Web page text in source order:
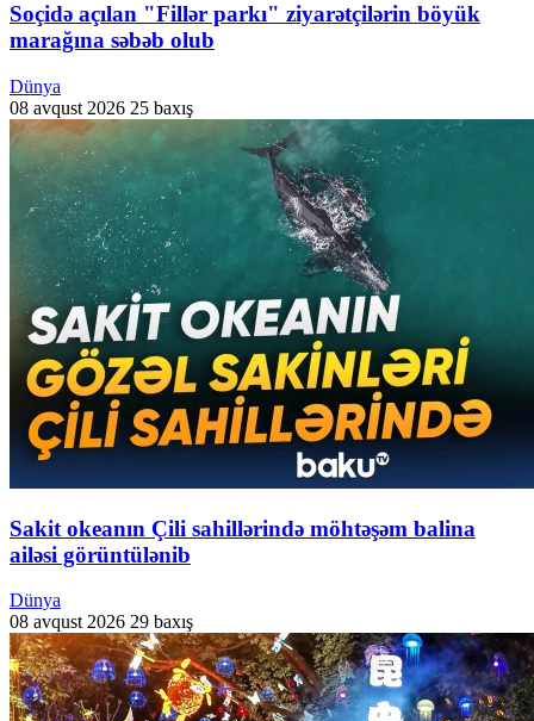
Soçidə açılan "Fillər parkı" ziyarətçilərin böyük
marağına səbəb olub
Dünya
08 avqust 2026 25 baxış
Sakit okeanın Çili sahillərində möhtəşəm balina
ailəsi görüntülənib
Dünya
08 avqust 2026 29 baxış